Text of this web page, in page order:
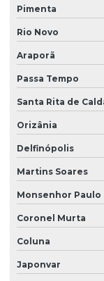
Pimenta
Rio Novo
Araporã
Passa Tempo
Santa Rita de
Orizânia
Delfinópolis
Martins Soares
Monsenhor Paulo
Coronel Murta
Coluna
Japonvar